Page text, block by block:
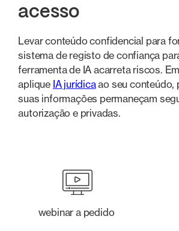
acesso
Levar conteúdo confidencial para
sistema de registo de confiança
ferramenta de IA acarreta riscos.
aplique IA jurídicaao seu conteúdo,
suas informações permaneçam
autorização e privadas.
webinar a pedido